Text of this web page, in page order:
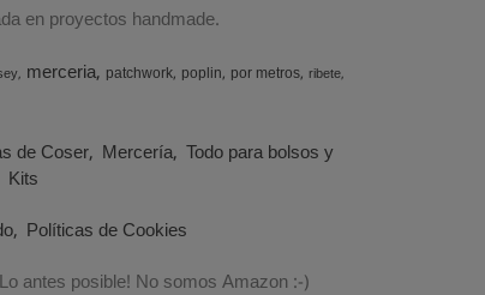
en proyectos handmade.
merceria patchwork poplin por metros ribete
de Coser Mercería Todo para bolsos y
Kits
Políticas de Cookies
Lo antes posible! No somos Amazon :-)